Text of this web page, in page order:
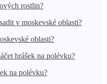
rostlin?
oblasti?
na polévku?